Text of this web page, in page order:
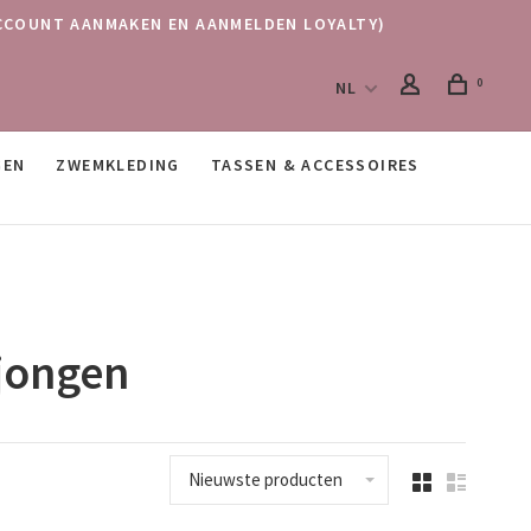
AANMAKEN EN AANMELDEN LOYALTY)
NL 0
ZWEMKLEDING
TASSEN & ACCESSOIRES
Nieuwste producten